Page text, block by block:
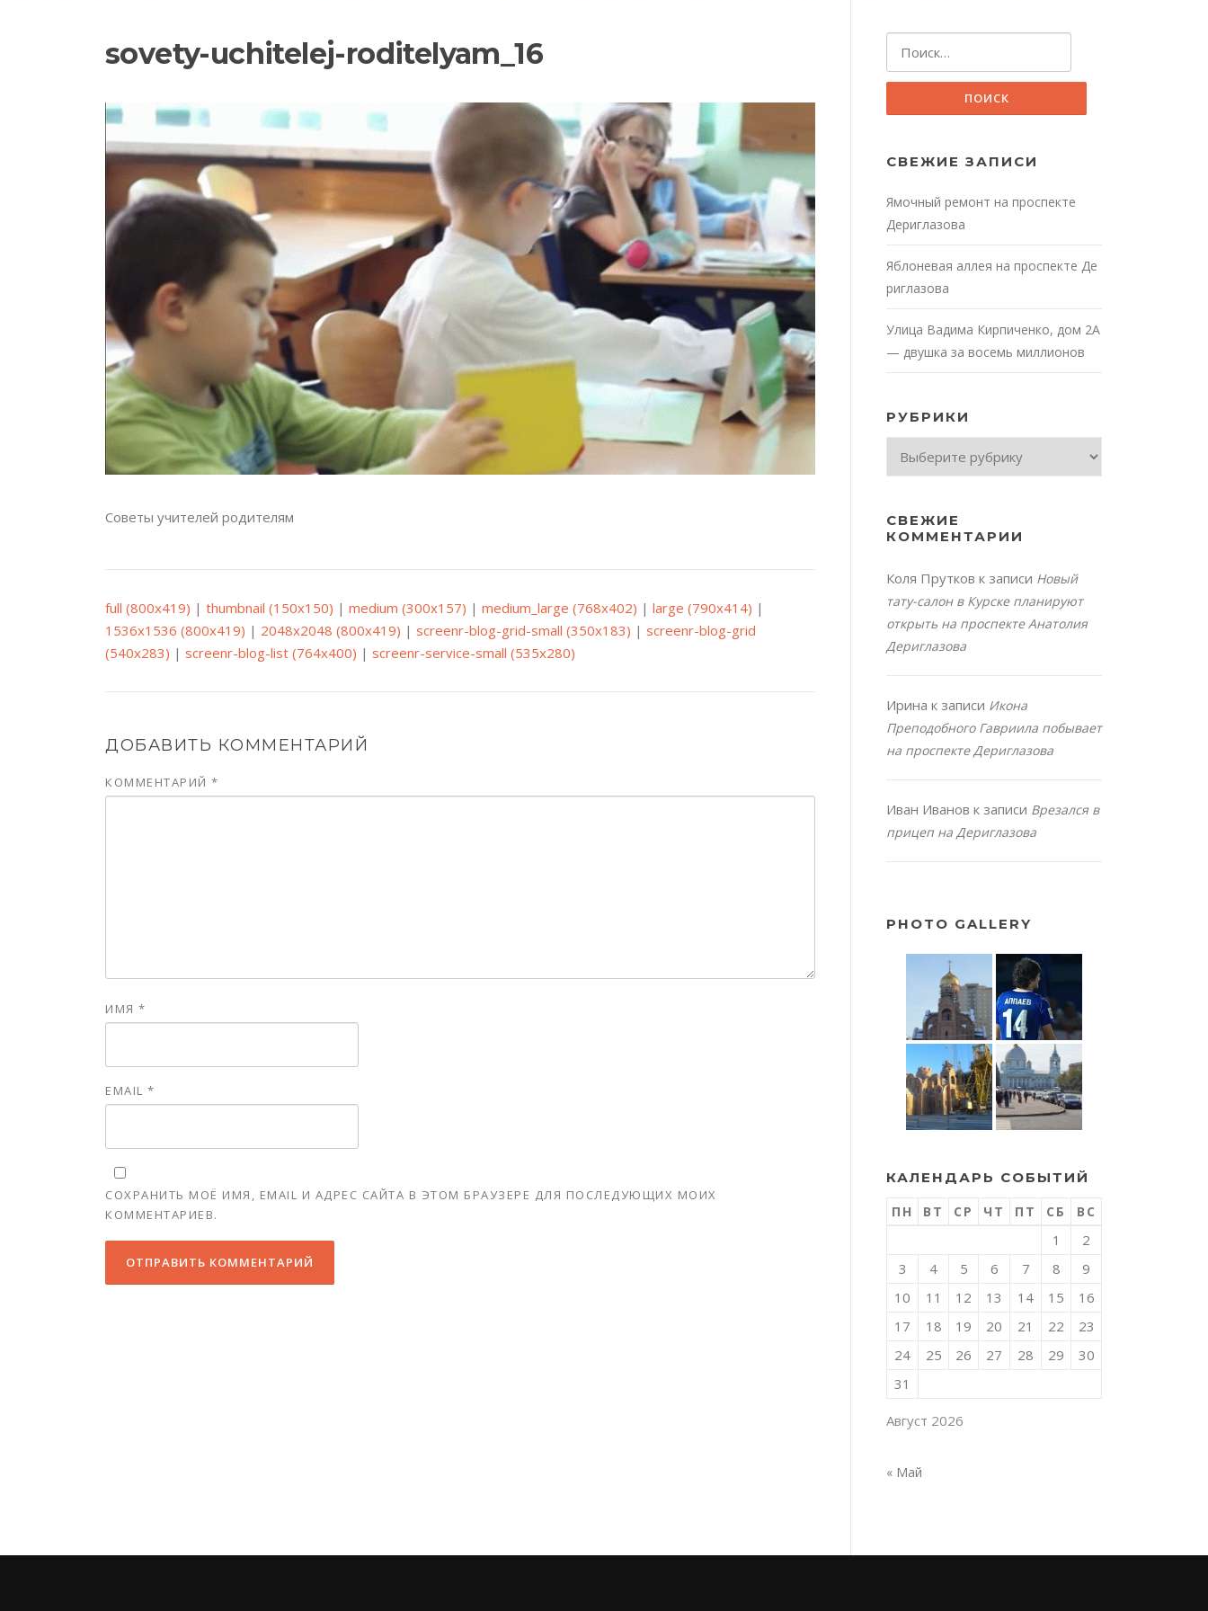
sovety-uchitelej-roditelyam_16
Советы учителей родителям
full (800x419) | thumbnail (150x150) | medium (300x157) | medium_large (768x402) | large (790x414) |
1536x1536 (800x419) | 2048x2048 (800x419) | screenr-blog-grid-small (350x183) | screenr-blog-grid
(540x283) | screenr-blog-list (764x400) | screenr-service-small (535x280)
ДОБАВИТЬ КОММЕНТАРИЙ
КОММЕНТАРИЙ *
ИМЯ *
EMAIL *
СОХРАНИТЬ МОЁ ИМЯ, EMAIL И АДРЕС САЙТА В ЭТОМ БРАУЗЕРЕ ДЛЯ ПОСЛЕДУЮЩИХ МОИХ
КОММЕНТАРИЕВ.
СВЕЖИЕ ЗАПИСИ
Ямочный ремонт на проспекте
Дериглазова
Яблоневая аллея на проспекте Де
риглазова
Улица Вадима Кирпиченко, дом 2А
— двушка за восемь миллионов
РУБРИКИ
СВЕЖИЕ
КОММЕНТАРИИ
Коля Прутков к записи Новый
тату-салон в Курске планируют
открыть на проспекте Анатолия
Дериглазова
Ирина к записи Икона
Преподобного Гавриила побывает
на проспекте Дериглазова
Иван Иванов к записи Врезался в
прицеп на Дериглазова
PHOTO GALLERY
КАЛЕНДАРЬ СОБЫТИЙ
Август 2026
ПН ВТ СР ЧТ ПТ СБ ВС
1
2
3
4 5 6 7 8
9
10
11 12 13 14 15
16
17
18 19 20 21 22
23
24
25 26 27 28 29
30
31
« Май